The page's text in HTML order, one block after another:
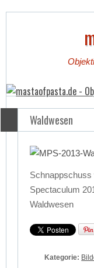
Waldwesen
Spectaculum
Waldwesen
Kategorie: